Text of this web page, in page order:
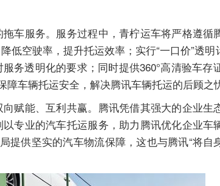
车服务。服务过程中，青柠运车将严格遵循
低空驶率，提升托运效率；实行“一口价”透
务透明化的要求；同时提供360°高清验车存
车辆托运安全，解决腾讯车辆托运的后顾之忧
赋能、互利共赢。腾讯凭借其强大的企业生
专业的汽车托运服务，助力腾讯优化企业车
提供坚实的汽车物流保障，这也与腾讯“将自